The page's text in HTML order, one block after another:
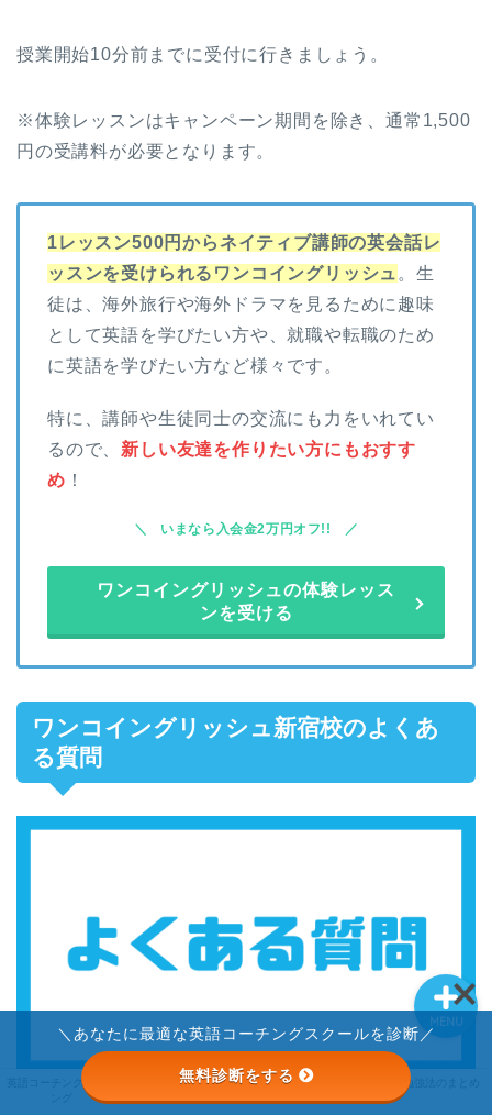
授業開始10分前までに受付に行きましょう。
※体験レッスンはキャンペーン期間を除き、通常1,500
円の受講料が必要となります。
1レッスン500円からネイティブ講師の英会話レ
ッスンを受けられるワンコイングリッシュ 。生
徒は、海外旅行や海外ドラマを見るために趣味
として英語を学びたい方や、就職や転職のため
に英語を学びたい方など様々です。
特に、講師や生徒同士の交流にも力をいれてい
るので、 新しい友達を作りたい方にもおすす
め ！
いまなら入会金2万円オフ!!
ワンコイングリッシュの体験レッス
ンを受ける
ワンコイングリッシュ新宿校のよくあ
る質問
英語コーチングランキ
ライザップイングリッ
STRAIL 英語勉強法のまとめ
MENU
英語コーチングランキン
STRAIL
＼あなたに最適な英語コーチングスクールを診断／
無料診断をする